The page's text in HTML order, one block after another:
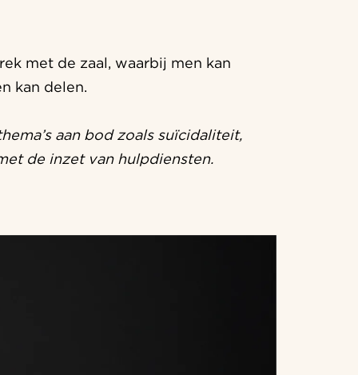
met de zaal, waarbij men kan
kan delen.
aan bod zoals suïcidaliteit,
de inzet van hulpdiensten.